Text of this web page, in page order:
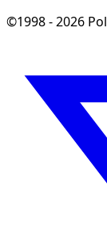
©1998 - 2026